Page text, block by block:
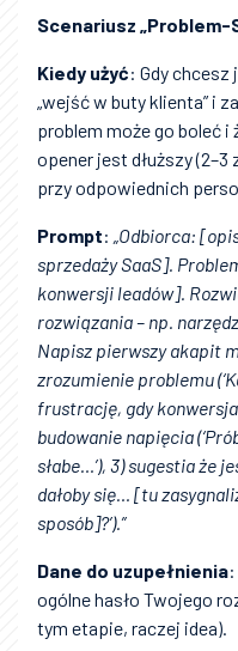
Scenariusz
Kiedy użyć: Gdy
„wejść w buty klienta” i
problem może go boleć
opener jest dłuższy
przy odpowiednich
Prompt:„Odbiorca:
sprzedaży SaaS].
konwersji leadów].
rozwiązania – np.
Napisz pierwszy akapit
zrozumienie problemu
frustrację, gdy
budowanie napięcia
słabe…’), 3) sugestia że
dałoby się… [tu
sposób]?’).”
Dane do uzupełnienia
ogólne hasło Twojego
tym etapie, raczej idea).